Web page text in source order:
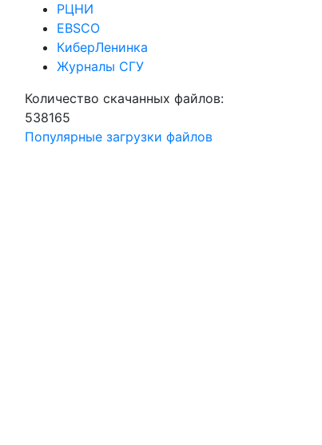
РЦНИ
EBSCO
КиберЛенинка
Журналы СГУ
Количество скачанных файлов:
538165
Популярные загрузки файлов